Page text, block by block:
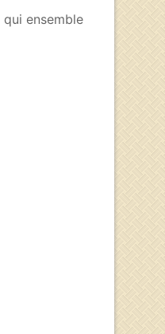
ensemble